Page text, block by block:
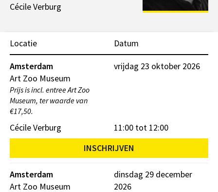
Cécile Verburg
Locatie Datum
Amsterdam
Art Zoo Museum
Prijs is incl. entree Art Zoo
Museum, ter waarde van
€17,50.
vrijdag 23 oktober 2026
11:00 tot 12:00
Cécile Verburg
INSCHRIJVEN
Amsterdam
Art Zoo Museum
dinsdag 29 december
2026